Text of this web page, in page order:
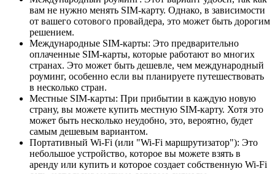
вам не нужно менять SIM-карту. Однако, в зависимости
от вашего сотового провайдера, это может быть дорогим
решением.
Международные SIM-карты: Это предварительно
оплаченные SIM-карты, которые работают во многих
странах. Это может быть дешевле, чем международный
роуминг, особенно если вы планируете путешествовать
в несколько стран.
Местные SIM-карты: При прибытии в каждую новую
страну, вы можете купить местную SIM-карту. Хотя это
может быть несколько неудобно, это, вероятно, будет
самым дешевым вариантом.
Портативный Wi-Fi (или "Wi-Fi маршрутизатор"): Это
небольшое устройство, которое вы можете взять в
аренду или купить и которое создает собственную Wi-Fi